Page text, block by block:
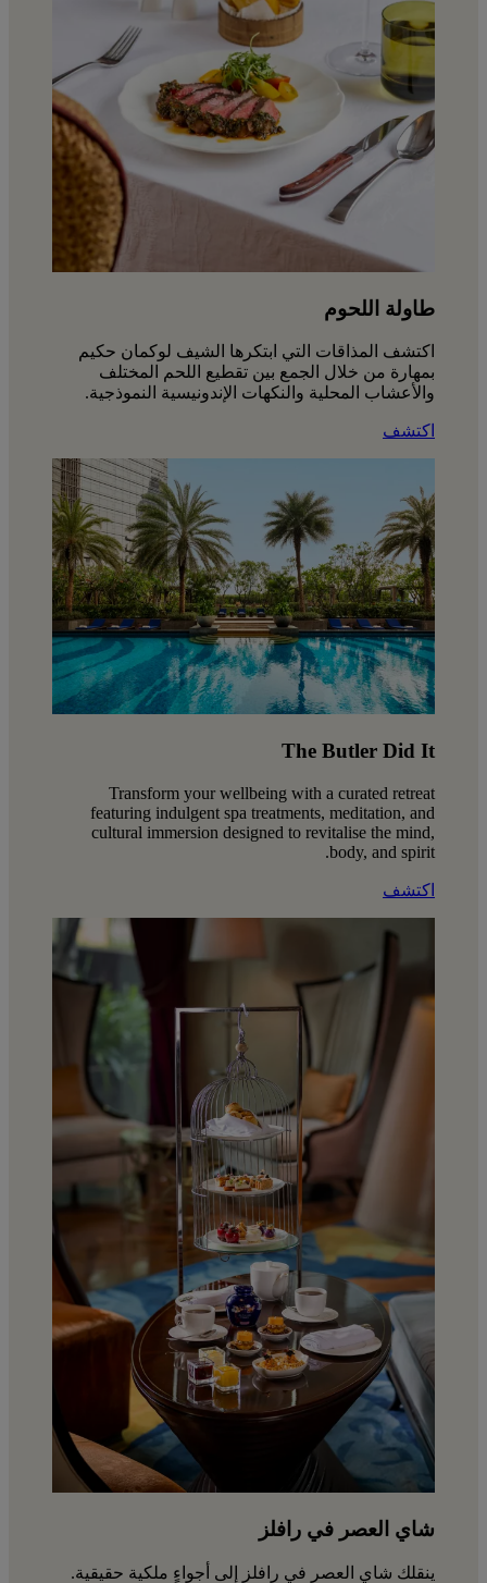
طاولة اللحوم
اكتشف المذاقات التي ابتكرها الشيف لوكمان حكيم
بمهارة من خلال الجمع بين تقطيع اللحم المختلف
والأعشاب المحلية والنكهات الإندونيسية النموذجية.
اكتشف
The Butler Did It
Transform your wellbeing with a curated retreat
featuring indulgent spa treatments, meditation, and
cultural immersion designed to revitalise the mind,
body, and spirit.
اكتشف
شاي العصر في رافلز
ينقلك شاي العصر في رافلز إلى أجواءٍ ملكية حقيقية.